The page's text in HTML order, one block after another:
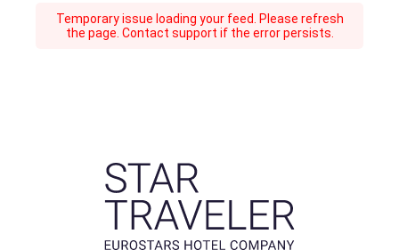
Temporary issue loading your feed. Please refresh
the page. Contact support if the error persists.